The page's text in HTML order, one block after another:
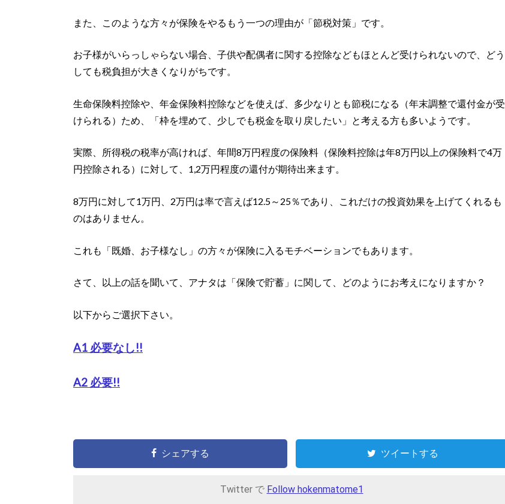
また、このような方々が保険をやるもう一つの理由が「節税対策」です。
お子様がいらっしゃらない場合、子供や配偶者に関する控除などもほとんど受けられないので、どう
しても税負担が大きくなりがちです。
生命保険料控除や、年金保険料控除などを使えば、多少なりとも節税になる（年末調整で還付金が受
けられる）ため、「枠を埋めて、少しでも税金を取り戻したい」と考える方も多いようです。
実際、所得税の税率が高ければ、年間8万円程度の保険料（保険料控除は年8万円以上の保険料で4万
円控除される）に対して、1,2万円程度の還付が期待出来ます。
8万円に対して1万円、2万円は率で言えば12.5～25％であり、これだけの投資効果を上げてくれるも
のはありません。
これも「既婚、お子様なし」の方々が保険に入るモチベーションでもあります。
さて、以上の話を聞いて、アナタは「保険で貯蓄」に関して、どのようにお考えになりますか？
以下からご選択下さい。
A1 必要なし!!
A2 必要!!
シェアする ツイートする
Twitter で Follow hokenmatome1